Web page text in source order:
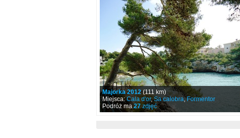
Majorka 2012(111 km)
Miejsca:Cala d'or,Sa calobra,Formentor
Podróż ma27zdjęć